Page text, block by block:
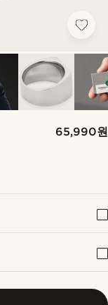
65,990원